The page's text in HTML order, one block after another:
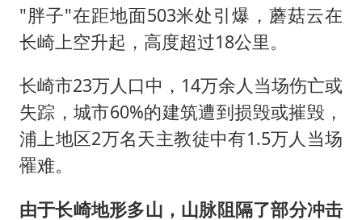
"胖子"在距地面503米处引爆，蘑菇云在
长崎上空升起，高度超过18公里。
长崎市23万人口中，14万余人当场伤亡或
失踪，城市60%的建筑遭到损毁或摧毁，
浦上地区2万名天主教徒中有1.5万人当场
罹难。
由于长崎地形多山，山脉阻隔了部分冲击